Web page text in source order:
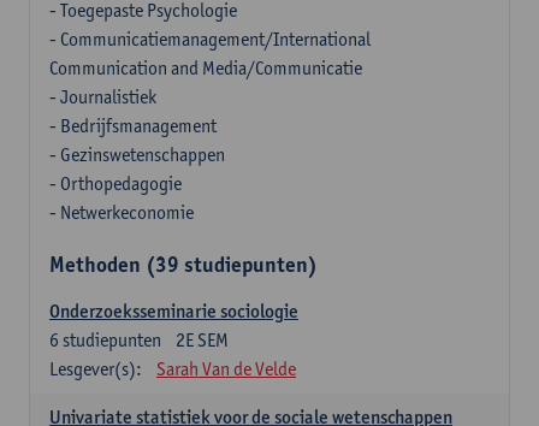
- Toegepaste Psychologie
- Communicatiemanagement/International
Communication and Media/Communicatie
- Journalistiek
- Bedrijfsmanagement
- Gezinswetenschappen
- Orthopedagogie
- Netwerkeconomie
Methoden (39 studiepunten)
Onderzoeksseminarie sociologie
2E SEM
6 studiepunten
Lesgever(s):
Sarah Van de Velde
Univariate statistiek voor de sociale wetenschappen